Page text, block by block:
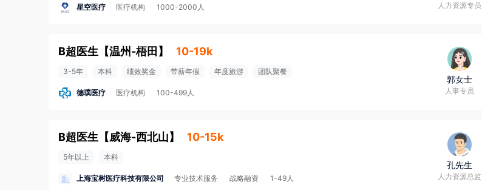
星空医疗 医疗机构 1000-2000人 人力资源专员
B超医生 【温州-梧田 】 10-19k
3-5年 本科 绩效奖金 带薪年假 年度旅游 团队聚餐
德璞医疗 医疗机构 100-499人
郭女士
人事专员
B超医生 【威海-西北山】 10-15k
5年以上 本科
上海宝树医疗科技有限公司 专业技术服务 战略融资 1-49人
孔先生
人力资源总监